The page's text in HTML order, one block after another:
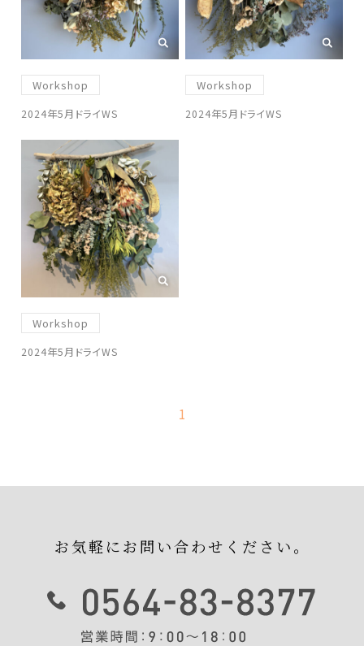
Workshop
2024年5月ドライWS
Workshop
2024年5月ドライWS
Workshop
2024年5月ドライWS
1
お気軽にお問い合わせください。